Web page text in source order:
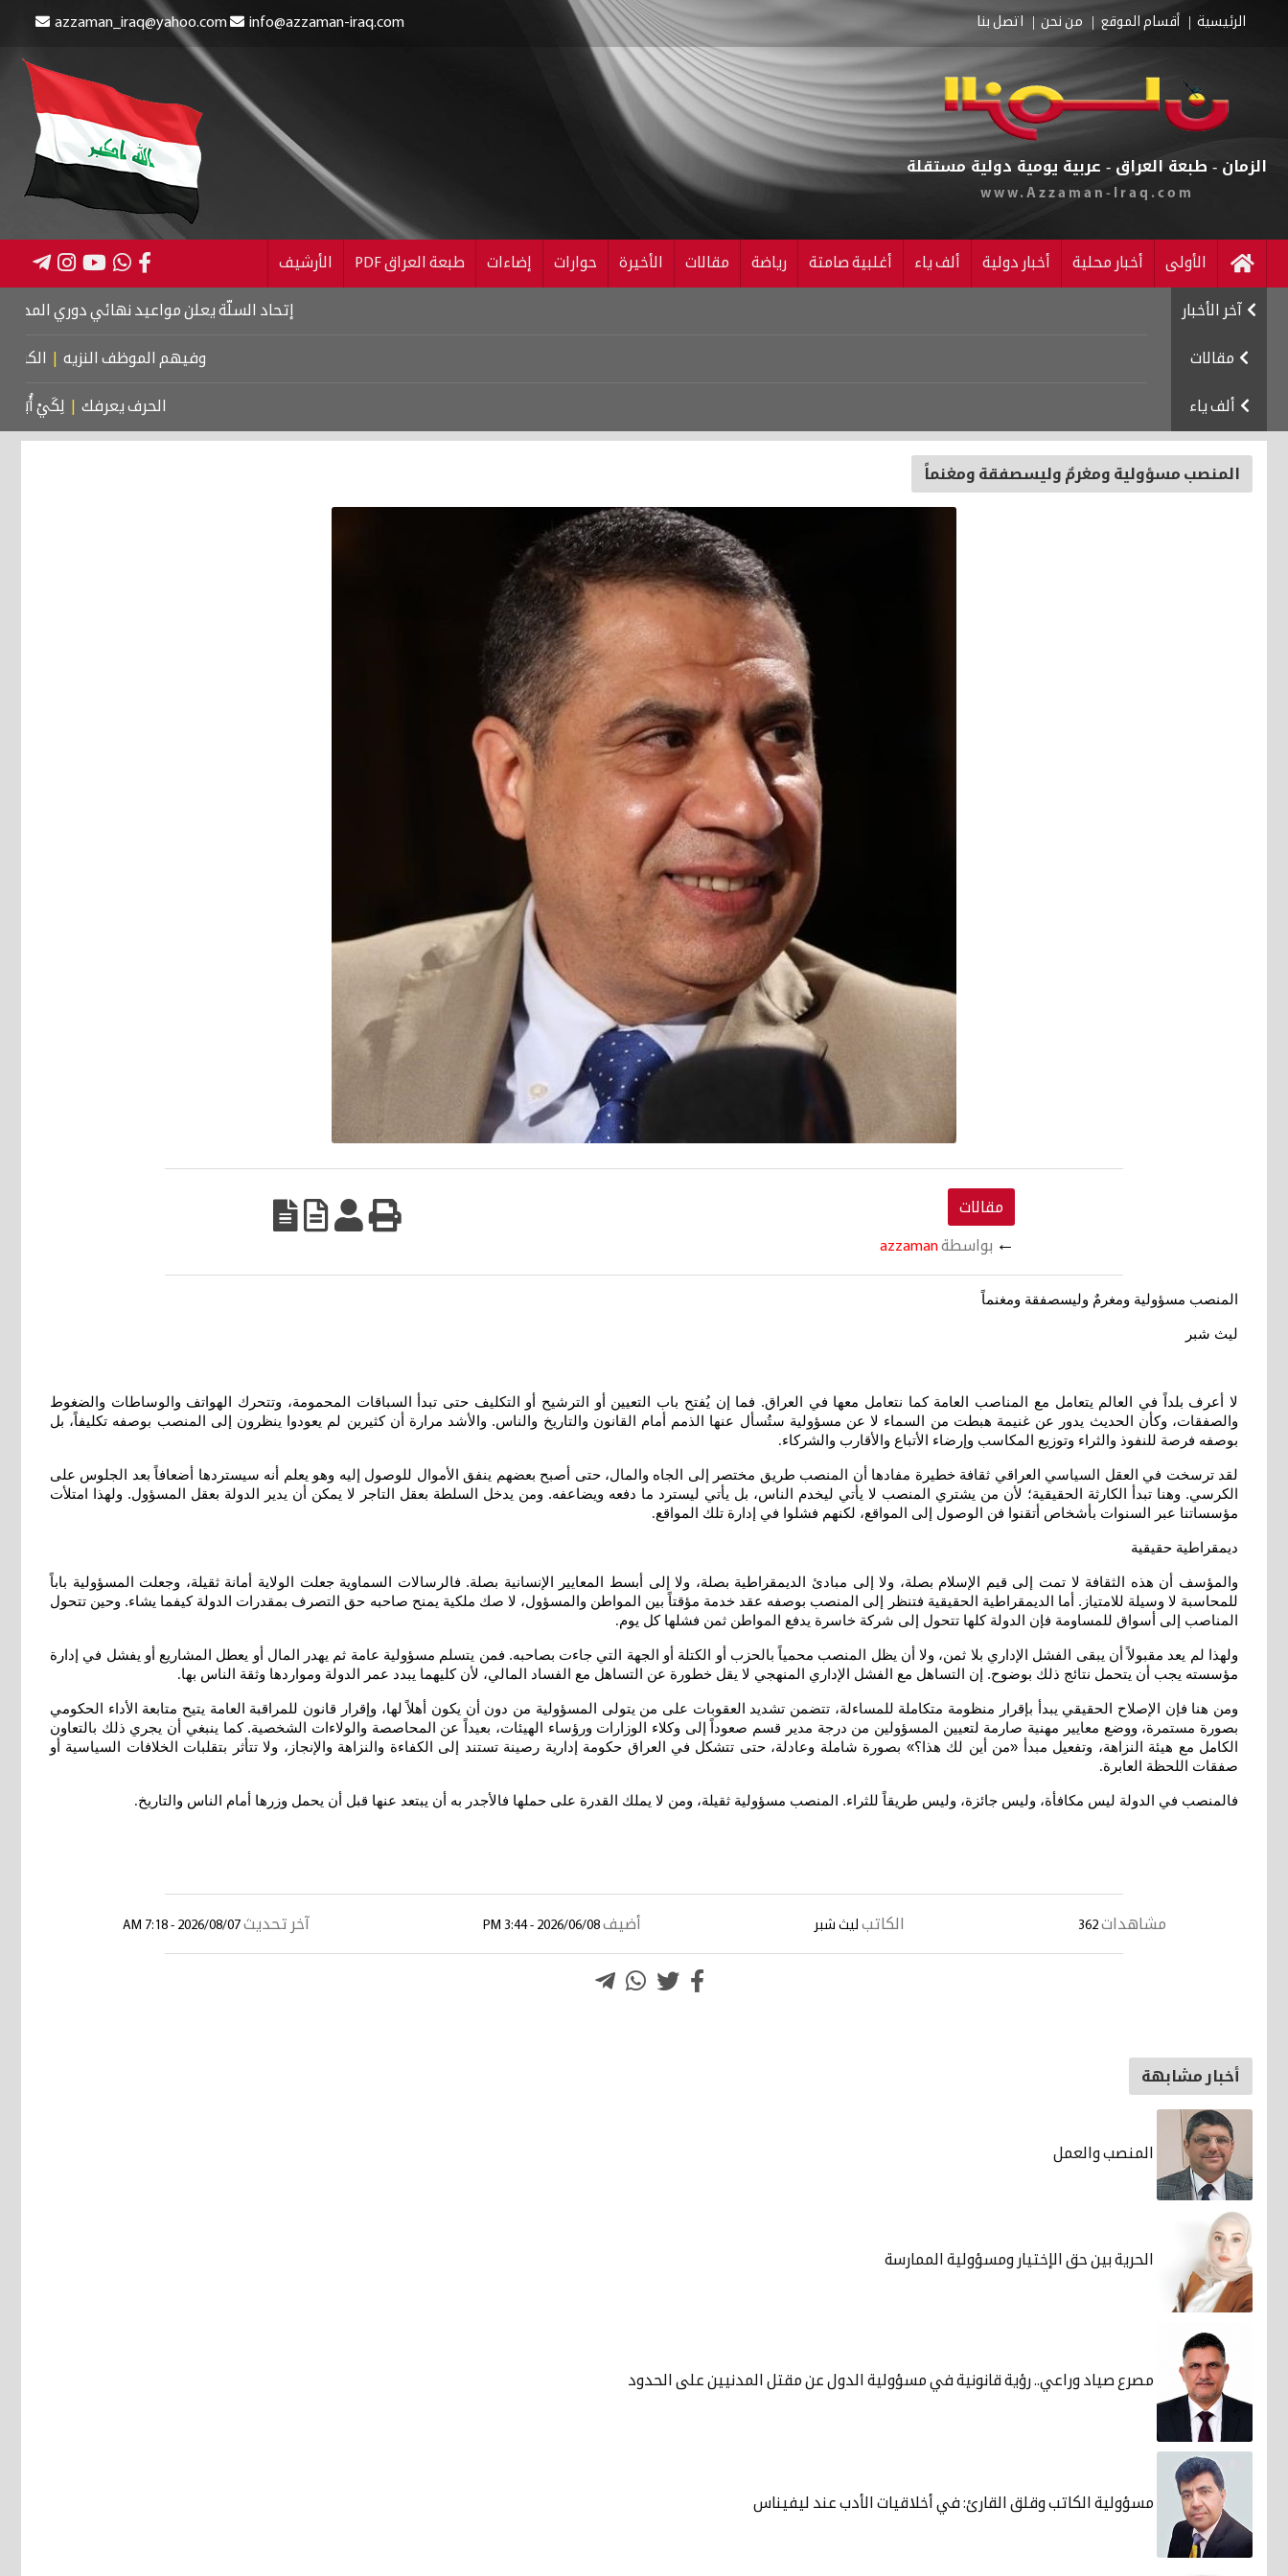
الرئيسية أقسام الموقع من نحن اتصل بنا azzaman_iraq@yahoo.com info@azzaman-iraq.com
الزمان - طبعة العراق - عربية يومية دولية مستقلة
www.Azzaman-Iraq.com
الأولى أخبار محلية أخبار دولية ألف ياء أغلبية صامتة رياضة مقالات الأخيرة حوارات إضاءات طبعة العراق PDF الأرشيف
آخر الأخبار إتحاد السلّة يعلن مواعيد نهائي دوري المحترفين العراق يحرز 3 أوسمة ملوّنة
مقالات وفيهم الموظف النزيه | الكرسي
ألف ياء الحرف يعرفك | لِكَيْ أُبَالِغَ فِي
المنصب مسؤولية ومغرمٌ وليسصفقة ومغنماً
مقالات
← بواسطةazzaman
المنصب مسؤولية ومغرمٌ وليسصفقة ومغنماً
ليث شبر
لا أعرف بلداً في العالم يتعامل مع المناصب العامة كما نتعامل معها في العراق. فما إن يُفتح باب التعيين أو الترشيح أو التكليف حتى تبدأ السباقات المحمومة، وتتحرك الهواتف والوساطات والضغوط
والصفقات، وكأن الحديث يدور عن غنيمة هبطت من السماء لا عن مسؤولية ستُسأل عنها الذمم أمام القانون والتاريخ والناس. والأشد مرارة أن كثيرين لم يعودوا ينظرون إلى المنصب بوصفه تكليفاً، بل
بوصفه فرصة للنفوذ والثراء وتوزيع المكاسب وإرضاء الأتباع والأقارب والشركاء.
لقد ترسخت في العقل السياسي العراقي ثقافة خطيرة مفادها أن المنصب طريق مختصر إلى الجاه والمال، حتى أصبح بعضهم ينفق الأموال للوصول إليه وهو يعلم أنه سيستردها أضعافاً بعد الجلوس على
الكرسي. وهنا تبدأ الكارثة الحقيقية؛ لأن من يشتري المنصب لا يأتي ليخدم الناس، بل يأتي ليسترد ما دفعه ويضاعفه. ومن يدخل السلطة بعقل التاجر لا يمكن أن يدير الدولة بعقل المسؤول. ولهذا امتلأت
مؤسساتنا عبر السنوات بأشخاص أتقنوا فن الوصول إلى المواقع، لكنهم فشلوا في إدارة تلك المواقع.
ديمقراطية حقيقية
والمؤسف أن هذه الثقافة لا تمت إلى قيم الإسلام بصلة، ولا إلى مبادئ الديمقراطية بصلة، ولا إلى أبسط المعايير الإنسانية بصلة. فالرسالات السماوية جعلت الولاية أمانة ثقيلة، وجعلت المسؤولية باباً
للمحاسبة لا وسيلة للامتياز. أما الديمقراطية الحقيقية فتنظر إلى المنصب بوصفه عقد خدمة مؤقتاً بين المواطن والمسؤول، لا صك ملكية يمنح صاحبه حق التصرف بمقدرات الدولة كيفما يشاء. وحين تتحول
المناصب إلى أسواق للمساومة فإن الدولة كلها تتحول إلى شركة خاسرة يدفع المواطن ثمن فشلها كل يوم.
ولهذا لم يعد مقبولاً أن يبقى الفشل الإداري بلا ثمن، ولا أن يظل المنصب محمياً بالحزب أو الكتلة أو الجهة التي جاءت بصاحبه. فمن يتسلم مسؤولية عامة ثم يهدر المال أو يعطل المشاريع أو يفشل في إدارة
مؤسسته يجب أن يتحمل نتائج ذلك بوضوح. إن التساهل مع الفشل الإداري المنهجي لا يقل خطورة عن التساهل مع الفساد المالي، لأن كليهما يبدد عمر الدولة ومواردها وثقة الناس بها.
ومن هنا فإن الإصلاح الحقيقي يبدأ بإقرار منظومة متكاملة للمساءلة، تتضمن تشديد العقوبات على من يتولى المسؤولية من دون أن يكون أهلاً لها، وإقرار قانون للمراقبة العامة يتيح متابعة الأداء الحكومي
بصورة مستمرة، ووضع معايير مهنية صارمة لتعيين المسؤولين من درجة مدير قسم صعوداً إلى وكلاء الوزارات ورؤساء الهيئات، بعيداً عن المحاصصة والولاءات الشخصية. كما ينبغي أن يجري ذلك بالتعاون
الكامل مع هيئة النزاهة، وتفعيل مبدأ «من أين لك هذا؟» بصورة شاملة وعادلة، حتى تتشكل في العراق حكومة إدارية رصينة تستند إلى الكفاءة والنزاهة والإنجاز، ولا تتأثر بتقلبات الخلافات السياسية أو
صفقات اللحظة العابرة.
فالمنصب في الدولة ليس مكافأة، وليس جائزة، وليس طريقاً للثراء. المنصب مسؤولية ثقيلة، ومن لا يملك القدرة على حملها فالأجدر به أن يبتعد عنها قبل أن يحمل وزرها أمام الناس والتاريخ.
مشاهدات 362 الكاتب ليث شبر أضيف 2026/06/08 - 3:44 PM آخر تحديث 2026/08/07 - 7:18 AM
أخبار مشابهة
المنصب والعمل
الحرية بين حق الإختيار ومسؤولية الممارسة
مصرع صياد وراعي.. رؤية قانونية في مسؤولية الدول عن مقتل المدنيين على الحدود
مسؤولية الكاتب وقلق القارئ: في أخلاقيات الأدب عند ليفيناس